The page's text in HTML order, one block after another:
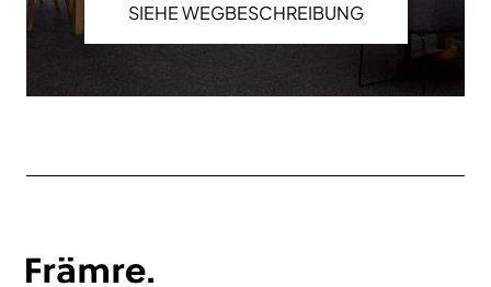
SIEHE WEGBESCHREIBUNG